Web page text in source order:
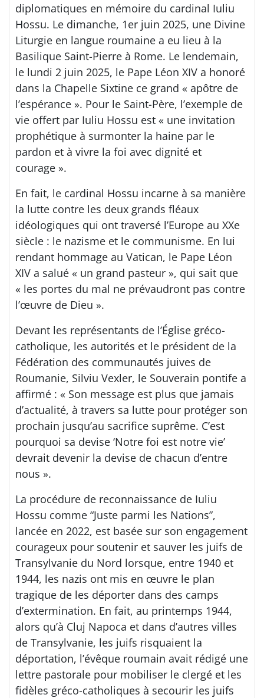
diplomatiques en mémoire du cardinal Iuliu
Hossu. Le dimanche, 1er juin 2025, une Divine
Liturgie en langue roumaine a eu lieu à la
Basilique Saint-Pierre à Rome. Le lendemain,
le lundi 2 juin 2025, le Pape Léon XIV a honoré
dans la Chapelle Sixtine ce grand « apôtre de
l’espérance ». Pour le Saint-Père, l’exemple de
vie offert par Iuliu Hossu est « une invitation
prophétique à surmonter la haine par le
pardon et à vivre la foi avec dignité et
courage ».
En fait, le cardinal Hossu incarne à sa manière
la lutte contre les deux grands fléaux
idéologiques qui ont traversé l’Europe au XXe
siècle : le nazisme et le communisme. En lui
rendant hommage au Vatican, le Pape Léon
XIV a salué « un grand pasteur », qui sait que
« les portes du mal ne prévaudront pas contre
l’œuvre de Dieu ».
Devant les représentants de l’Église gréco-
catholique, les autorités et le président de la
Fédération des communautés juives de
Roumanie, Silviu Vexler, le Souverain pontife a
affirmé : « Son message est plus que jamais
d’actualité, à travers sa lutte pour protéger son
prochain jusqu’au sacrifice suprême. C’est
pourquoi sa devise ‘Notre foi est notre vie’
devrait devenir la devise de chacun d’entre
nous ».
La procédure de reconnaissance de Iuliu
Hossu comme “Juste parmi les Nations”,
lancée en 2022, est basée sur son engagement
courageux pour soutenir et sauver les juifs de
Transylvanie du Nord lorsque, entre 1940 et
1944, les nazis ont mis en œuvre le plan
tragique de les déporter dans des camps
d’extermination. En fait, au printemps 1944,
alors qu’à Cluj Napoca et dans d’autres villes
de Transylvanie, les juifs risquaient la
déportation, l’évêque roumain avait rédigé une
lettre pastorale pour mobiliser le clergé et les
fidèles gréco-catholiques à secourir les juifs